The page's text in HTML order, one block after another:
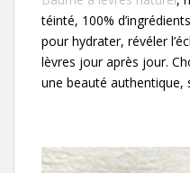
téinté, 100%
pour hydrater, révéler
lèvres jour après jour.
une beauté authentique,